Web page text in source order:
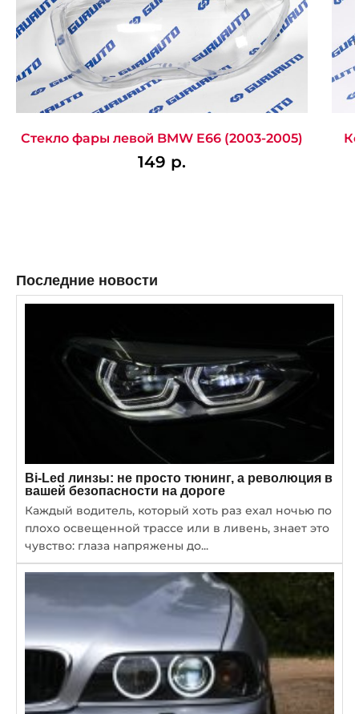
Стекло фары левой BMW E66 (2003-2005)
149 р.
Последние новости
Bi-Led линзы: не просто тюнинг, а революция в
вашей безопасности на дороге
Каждый водитель, который хоть раз ехал ночью по
плохо освещенной трассе или в ливень, знает это
чувство: глаза напряжены до...